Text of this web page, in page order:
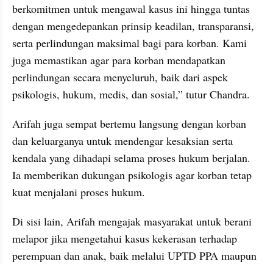
berkomitmen untuk mengawal kasus ini hingga tuntas
dengan mengedepankan prinsip keadilan, transparansi,
serta perlindungan maksimal bagi para korban. Kami
juga memastikan agar para korban mendapatkan
perlindungan secara menyeluruh, baik dari aspek
psikologis, hukum, medis, dan sosial,” tutur Chandra.
Arifah juga sempat bertemu langsung dengan korban
dan keluarganya untuk mendengar kesaksian serta
kendala yang dihadapi selama proses hukum berjalan.
Ia memberikan dukungan psikologis agar korban tetap
kuat menjalani proses hukum.
Di sisi lain, Arifah mengajak masyarakat untuk berani
melapor jika mengetahui kasus kekerasan terhadap
perempuan dan anak, baik melalui UPTD PPA maupun